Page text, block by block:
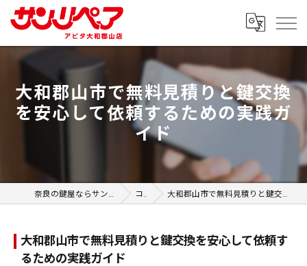
大和郡山市で無料見積りと鍵交換
を安心して依頼するための実践ガ
イド
奈良の鍵屋ならサンリペア アピタ大和郡山店 コラム 大和郡山市で無料見積りと鍵交換を安心して依頼するための実践ガイド
大和郡山市で無料見積りと鍵交換を安心して依頼す
るための実践ガイド